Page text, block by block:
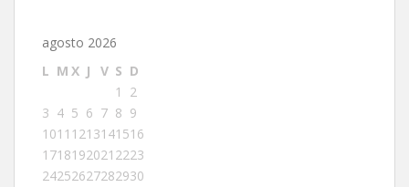
agosto 2026
L M X J V S D
1
2
3 4 5 6 7 8 9
1011 1213141516
1718192021 2223
24252627282930